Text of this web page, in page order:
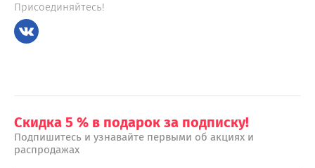
Присоединяйтесь!
Скидка 5 % в подарок за подписку!
Подпишитесь и узнавайте первыми об акциях и
распродажах